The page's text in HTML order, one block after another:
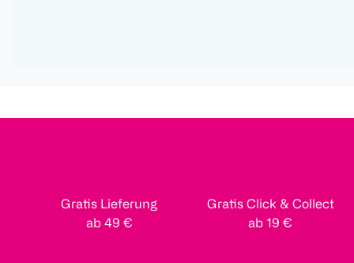
Gratis Lieferung
ab 49 €
Gratis Click & Collect
ab 19 €